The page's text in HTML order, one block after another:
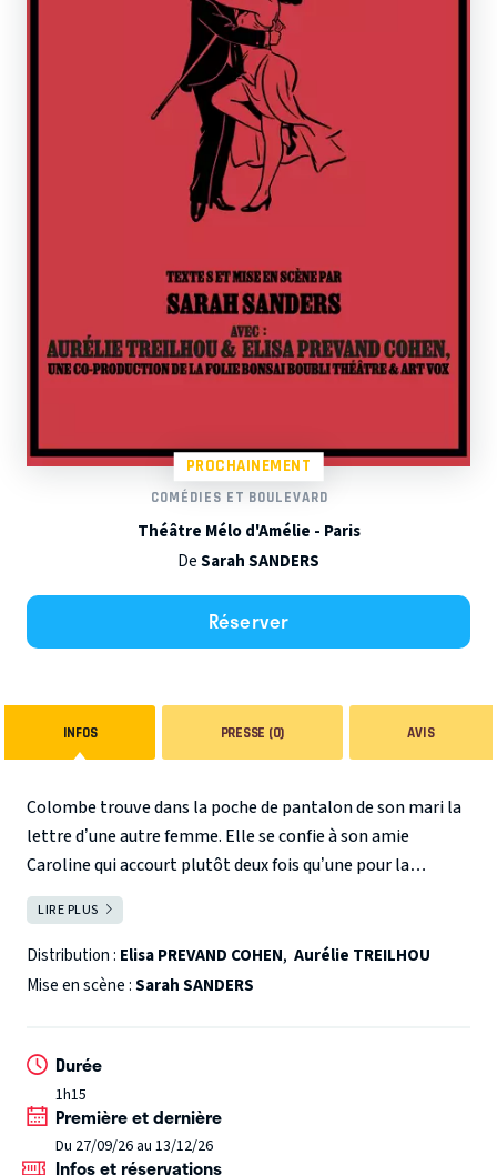
PROCHAINEMENT
COMÉDIES ET BOULEVARD
Théâtre Mélo d'Amélie - Paris
DeSarah SANDERS
Réserver
INFOS PRESSE (0) AVIS
Colombe trouve dans la poche de pantalon de son mari la
lettre d’une autre femme. Elle se confie à son amie
Caroline qui accourt plutôt deux fois qu’une pour la
consoler. Du rire aux larmes et des larmes aux rires, cette
pièce où la musique joue un rôle inattendu écrite et mise
en scène par Sarah Sanders nous emporte dans une
aventure dans laquelle nous ne sommes pas au bout de
LIRE PLUS
Distribution : Elisa PREVAND COHEN, Aurélie TREILHOU
Mise en scène :Sarah SANDERS
Durée
1h15
Première et dernière
Du 27/09/26 au 13/12/26
Infos et réservations